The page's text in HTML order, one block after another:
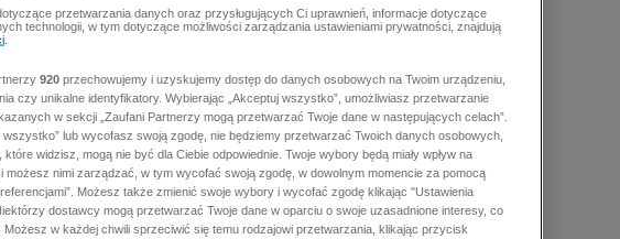
przetwarzania danych oraz przysługujących Ci uprawnień, informacje dotyczące
technologii, w tym dotyczące możliwości zarządzania ustawieniami prywatności, znajdują
920 przechowujemy i uzyskujemy dostęp do danych osobowych na Twoim urządzeniu,
czy unikalne identyfikatory. Wybierając „Akceptuj wszystko”, umożliwiasz przetwarzanie
w sekcji „Zaufani Partnerzy mogą przetwarzać Twoje dane w następujących celach”.
lub wycofasz swoją zgodę, nie będziemy przetwarzać Twoich danych osobowych,
widzisz, mogą nie być dla Ciebie odpowiednie. Twoje wybory będą miały wpływ na
możesz nimi zarządzać, w tym wycofać swoją zgodę, w dowolnym momencie za pomocą
Możesz także zmienić swoje wybory i wycofać zgodę klikając "Ustawienia
dostawcy mogą przetwarzać Twoje dane w oparciu o swoje uzasadnione interesy, co
Możesz w każdej chwili sprzeciwić się temu rodzajowi przetwarzania, klikając przycisk